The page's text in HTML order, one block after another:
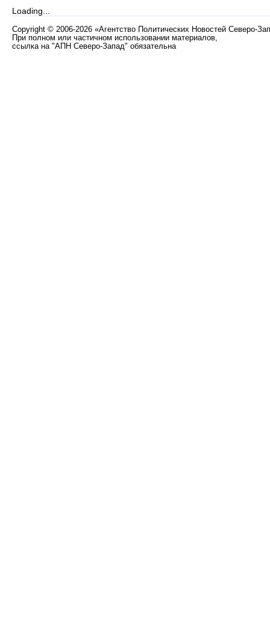
Loading...
Copyright © 2006-2026 «Агентство Политических Новостей Северо-
При полном или частичном использовании материалов,
ссылка на "АПН Северо-Запад" обязательна